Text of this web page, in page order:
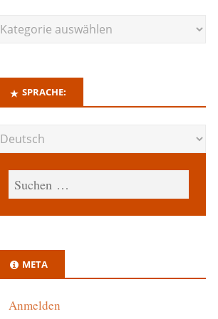
SPRACHE:
META
Anmelden